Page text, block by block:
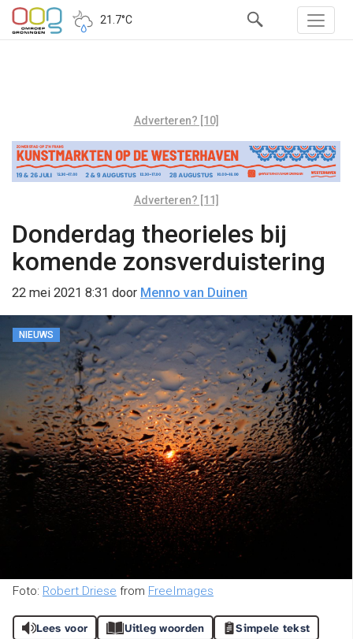
21.7°C
Adverteren? [10]
Adverteren? [11]
Donderdag theorieles bij
komende zonsverduistering
22 mei 2021 8:31 door Menno van Duinen
NIEUWS
Foto: Robert Driese from FreeImages
Lees voor Uitleg woorden Simpele tekst